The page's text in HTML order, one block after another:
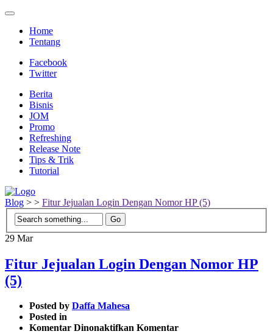
Home
Tentang
Facebook
Twitter
Berita
Bisnis
JOM
Promo
Refreshing
Release Note
Tips & Trik
Tutorial
Blog > > Fitur Jejualan Login Dengan Nomor HP (5)
29 Mar
Fitur Jejualan Login Dengan Nomor HP
(5)
Posted by Daffa Mahesa
Posted in
Komentar Dinonaktifkan pada
Komentar